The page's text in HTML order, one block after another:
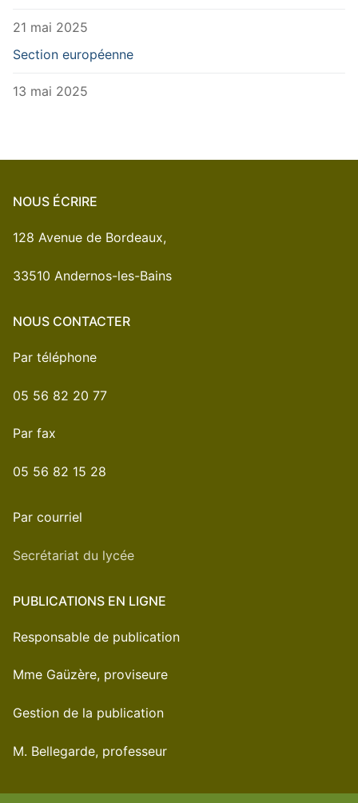
21 mai 2025
Section européenne
13 mai 2025
NOUS ÉCRIRE
128 Avenue de Bordeaux,
33510 Andernos-les-Bains
NOUS CONTACTER
Par téléphone
05 56 82 20 77
Par fax
05 56 82 15 28
Par courriel
Secrétariat du lycée
PUBLICATIONS EN LIGNE
Responsable de publication
Mme Gaüzère, proviseure
Gestion de la publication
M. Bellegarde, professeur